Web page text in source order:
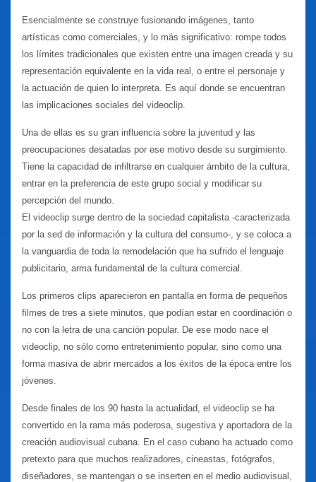
Esencialmente se construye fusionando imágenes, tanto
artísticas como comerciales, y lo más significativo: rompe todos
los límites tradicionales que existen entre una imagen creada y su
representación equivalente en la vida real, o entre el personaje y
la actuación de quien lo interpreta. Es aquí donde se encuentran
las implicaciones sociales del videoclip.
Una de ellas es su gran influencia sobre la juventud y las
preocupaciones desatadas por ese motivo desde su surgimiento.
Tiene la capacidad de infiltrarse en cualquier ámbito de la cultura,
entrar en la preferencia de este grupo social y modificar su
percepción del mundo.
El videoclip surge dentro de la sociedad capitalista -caracterizada
por la sed de información y la cultura del consumo-, y se coloca a
la vanguardia de toda la remodelación que ha sufrido el lenguaje
publicitario, arma fundamental de la cultura comercial.
Los primeros clips aparecieron en pantalla en forma de pequeños
filmes de tres a siete minutos, que podían estar en coordinación o
no con la letra de una canción popular. De ese modo nace el
videoclip, no sólo como entretenimiento popular, sino como una
forma masiva de abrir mercados a los éxitos de la época entre los
jóvenes.
Desde finales de los 90 hasta la actualidad, el videoclip se ha
convertido en la rama más poderosa, sugestiva y aportadora de la
creación audiovisual cubana. En el caso cubano ha actuado como
pretexto para que muchos realizadores, cineastas, fotógrafos,
diseñadores, se mantengan o se inserten en el medio audiovisual,